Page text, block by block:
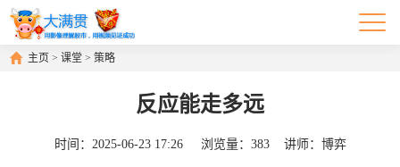
主页 >课堂 >策略
反应能走多远
时间： 2025-06-23 17:26浏览量： 383讲师： 博弈